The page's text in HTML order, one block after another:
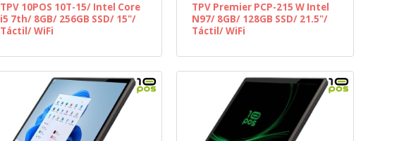
TPV 10POS 10T-15/ Intel Core
i5 7th/ 8GB/ 256GB SSD/ 15"/
Táctil/ WiFi
TPV Premier PCP-215 W Intel
N97/ 8GB/ 128GB SSD/ 21.5"/
Táctil/ WiFi